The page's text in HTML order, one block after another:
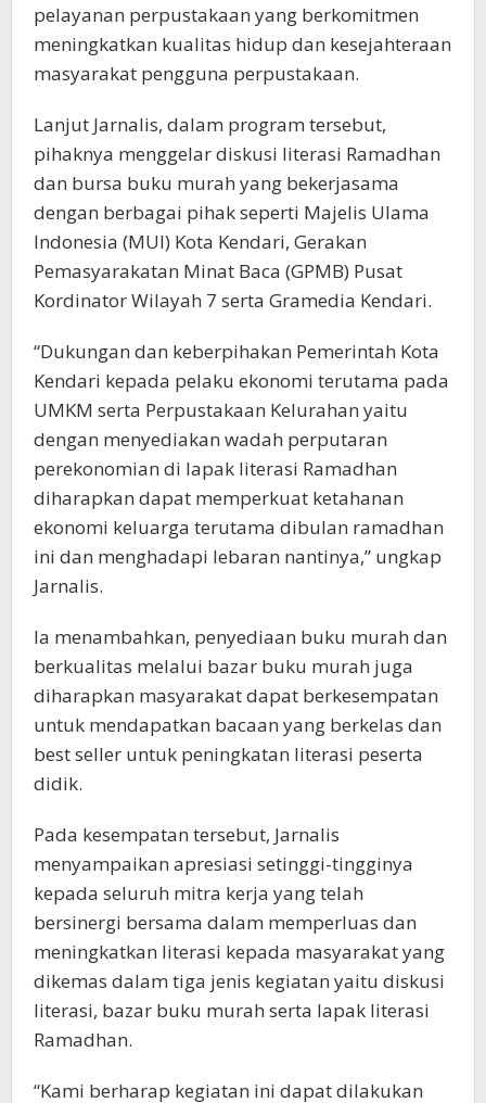
pelayanan perpustakaan yang berkomitmen
meningkatkan kualitas hidup dan kesejahteraan
masyarakat pengguna perpustakaan.
Lanjut Jarnalis, dalam program tersebut,
pihaknya menggelar diskusi literasi Ramadhan
dan bursa buku murah yang bekerjasama
dengan berbagai pihak seperti Majelis Ulama
Indonesia (MUI) Kota Kendari, Gerakan
Pemasyarakatan Minat Baca (GPMB) Pusat
Kordinator Wilayah 7 serta Gramedia Kendari.
“Dukungan dan keberpihakan Pemerintah Kota
Kendari kepada pelaku ekonomi terutama pada
UMKM serta Perpustakaan Kelurahan yaitu
dengan menyediakan wadah perputaran
perekonomian di lapak literasi Ramadhan
diharapkan dapat memperkuat ketahanan
ekonomi keluarga terutama dibulan ramadhan
ini dan menghadapi lebaran nantinya,” ungkap
Jarnalis.
Ia menambahkan, penyediaan buku murah dan
berkualitas melalui bazar buku murah juga
diharapkan masyarakat dapat berkesempatan
untuk mendapatkan bacaan yang berkelas dan
best seller untuk peningkatan literasi peserta
didik.
Pada kesempatan tersebut, Jarnalis
menyampaikan apresiasi setinggi-tingginya
kepada seluruh mitra kerja yang telah
bersinergi bersama dalam memperluas dan
meningkatkan literasi kepada masyarakat yang
dikemas dalam tiga jenis kegiatan yaitu diskusi
literasi, bazar buku murah serta lapak literasi
Ramadhan.
“Kami berharap kegiatan ini dapat dilakukan